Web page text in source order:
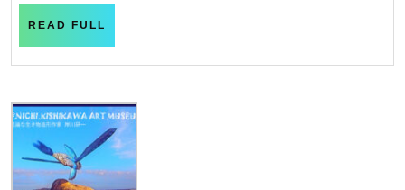
の
主
個
展
グ
READ FULL